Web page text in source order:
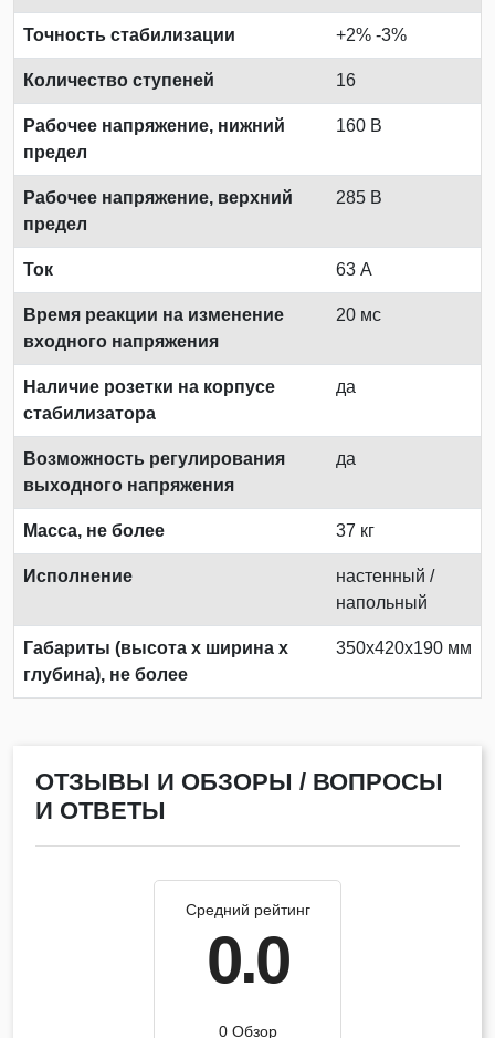
Точность стабилизации +2% -3%
Количество ступеней 16
Рабочее напряжение, нижний
предел
160 В
Рабочее напряжение, верхний
предел
285 В
Ток 63 А
Время реакции на изменение
входного напряжения
20 мс
Наличие розетки на корпусе
стабилизатора
да
Возможность регулирования
выходного напряжения
да
Масса, не более 37 кг
Исполнение
настенный /
напольный
Габариты (высота х ширина х
глубина), не более
350х420х190 мм
ОТЗЫВЫ И ОБЗОРЫ / ВОПРОСЫ
И ОТВЕТЫ
Средний рейтинг
0.0
0 Обзор